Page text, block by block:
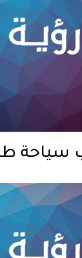
سياحة